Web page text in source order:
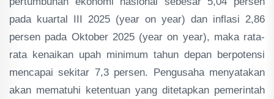
pada kuartal III 2025 (year on year) dan inflasi 2,86
persen pada Oktober 2025 (year on year), maka rata-
rata kenaikan upah minimum tahun depan berpotensi
mencapai sekitar 7,3 persen. Pengusaha menyatakan
akan mematuhi ketentuan yang ditetapkan pemerintah